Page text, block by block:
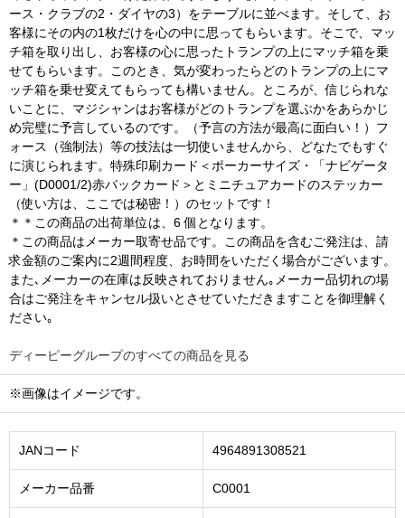
ース・クラブの2・ダイヤの3）をテーブルに並べます。そして、お
客様にその内の1枚だけを心の中に思ってもらいます。そこで、マッ
チ箱を取り出し、お客様の心に思ったトランプの上にマッチ箱を乗
せてもらいます。このとき、気が変わったらどのトランプの上にマ
ッチ箱を乗せ変えてもらっても構いません。ところが、信じられな
いことに、マジシャンはお客様がどのトランプを選ぶかをあらかじ
め完璧に予言しているのです。（予言の方法が最高に面白い！）フ
ォース（強制法）等の技法は一切使いませんから、どなたでもすぐ
に演じられます。特殊印刷カード＜ポーカーサイズ・「ナビゲータ
ー」(D0001/2)赤バックカード＞とミニチュアカードのステッカー
（使い方は、ここでは秘密！）のセットです！
＊＊この商品の出荷単位は、6 個となります。
＊この商品はメーカー取寄せ品です。この商品を含むご発注は、請
求金額のご案内に2週間程度、お時間をいただく場合がございます。
また､メーカーの在庫は反映されておりません｡メーカー品切れの場
合はご発注をキャンセル扱いとさせていただきますことを御理解く
ださい｡
ディーピーグループのすべての商品を見る
※画像はイメージです。
JANコード 4964891308521
メーカー品番 C0001